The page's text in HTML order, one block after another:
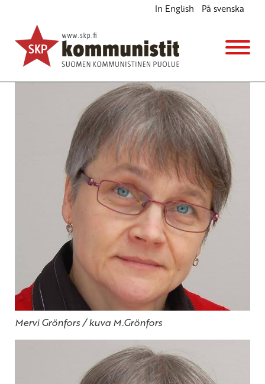
In English På svenska
Nyt tarvitaan naisasialiikettä
Blogi
12.3.2015 - 9:36
Mervi Grönfors / kuva M.Grönfors